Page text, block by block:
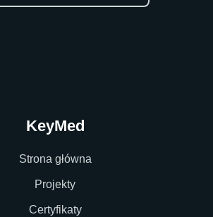
KeyMed
Strona główna
Projekty
Certyfikaty